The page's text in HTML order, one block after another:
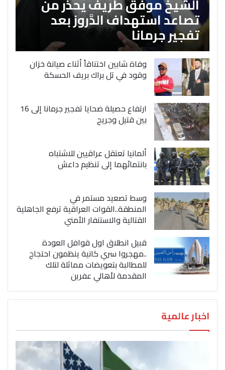
تصاعد استهداف الدَّروز بعد
تفجير جرمانا
وفاة شابين اختناقاً أثناء صيانة خزان
وقود في تل براك بريف الحسكة
ارتفاع حصيلة ضحايا تفجير جرمانا إلى 16
بين قتيل وجريح
ألمانيا تعتقل عراقيين للاشتباه
بانتمائهما إلى تنظيم داعش
وسط تصعيد مستمر في
المنطقة..القوات العراقية ترفع الجاهلية
القتالية والاستنفار الأمني
قبيل انطلاق اول قوافل العودة
..مهجروا سري كانية ينظمون احتجاج
للمطالبة بتعويضات مماثلة لتلك
المقدمة لأهالي عفرين
اخبار عالمية